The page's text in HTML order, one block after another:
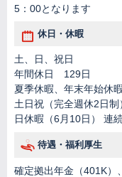
5：00となります
休日・休暇
土、日、祝日
年間休日 129日
夏季休暇、年末年始休暇
土日祝（完全週休2日
日休暇（6月10日） 連
待遇・福利厚生
確定拠出年金（401K）